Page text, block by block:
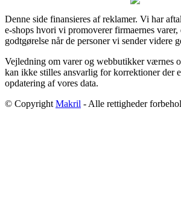
Denne side finansieres af reklamer. Vi har
e-shops hvori vi promoverer firmaernes varer,
godtgørelse når de personer vi sender videre
Vejledning om varer og webbutikker værnes
kan ikke stilles ansvarlig for korrektioner der
opdatering af vores data.
© Copyright Makril - Alle rettigheder